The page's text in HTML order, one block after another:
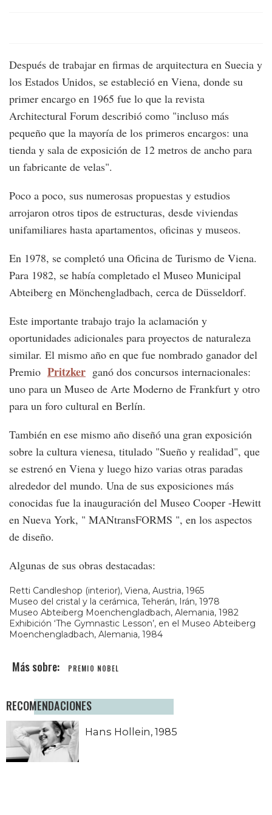
Después de trabajar en firmas de arquitectura en Suecia y
los Estados Unidos, se estableció en Viena, donde su
primer encargo en 1965 fue lo que la revista
Architectural Forum describió como "incluso más
pequeño que la mayoría de los primeros encargos: una
tienda y sala de exposición de 12 metros de ancho para
un fabricante de velas".
Poco a poco, sus numerosas propuestas y estudios
arrojaron otros tipos de estructuras, desde viviendas
unifamiliares hasta apartamentos, oficinas y museos.
En 1978, se completó una Oficina de Turismo de Viena.
Para 1982, se había completado el Museo Municipal
Abteiberg en Mönchengladbach, cerca de Düsseldorf.
Este importante trabajo trajo la aclamación y
oportunidades adicionales para proyectos de naturaleza
similar. El mismo año en que fue nombrado ganador del
Premio Pritzker ganó dos concursos internacionales:
uno para un Museo de Arte Moderno de Frankfurt y otro
para un foro cultural en Berlín.
También en ese mismo año diseñó una gran exposición
sobre la cultura vienesa, titulado "Sueño y realidad", que
se estrenó en Viena y luego hizo varias otras paradas
alrededor del mundo. Una de sus exposiciones más
conocidas fue la inauguración del Museo Cooper -Hewitt
en Nueva York, " MANtransFORMS ", en los aspectos
de diseño.
Algunas de sus obras destacadas:
Retti Candleshop (interior), Viena, Austria, 1965
Museo del cristal y la cerámica, Teherán, Irán, 1978
Museo Abteiberg Moenchengladbach, Alemania, 1982
Exhibición ‘The Gymnastic Lesson’, en el Museo Abteiberg
Moenchengladbach, Alemania, 1984
PREMIO NOBEL
RECOMENDACIONES
Hans Hollein, 1985